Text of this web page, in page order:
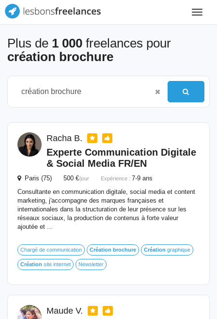
Toggle
Plus de 1 000 freelances pour
création brochure
Racha B.
Experte Communication Digitale
& Social Media FR/EN
Paris (75) 500 €/jour Expérience : 7-9 ans
Consultante en communication digitale, social media et content
marketing, j'accompagne des marques françaises et
internationales dans la structuration de leur présence sur les
réseaux sociaux, la production de contenus à forte valeur
ajoutée et ...
Chargé de communication Création brochure Création graphique
Création site internet Newsletter
Maude V.